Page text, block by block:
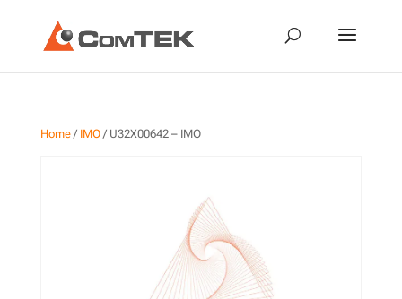
Home/ IMO/ U32X00642 – IMO